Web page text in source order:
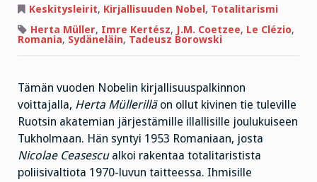
Nobel
2009
Keskitysleirit, Kirjallisuuden Nobel , Totalitarismi
Herta Müller, Imre Kertész, J.M. Coetzee, Le Clézio,
Romania, Sydäneläin, Tadeusz Borowski
Tämän vuoden Nobelin kirjallisuuspalkinnon
voittajalla, Herta Müllerilläon ollut kivinen tie tuleville
Ruotsin akatemian järjestämille illallisille joulukuiseen
Tukholmaan. Hän syntyi 1953 Romaniaan, josta
Nicolae Ceasescualkoi rakentaa totalitaristista
poliisivaltiota 1970-luvun taitteessa. Ihmisille